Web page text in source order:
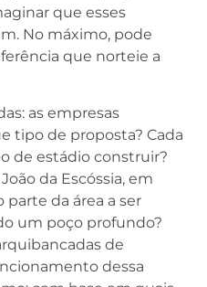
que esses
No máximo, pode
que norteie a
as empresas
tipo de proposta? Cada
de estádio construir?
da Escóssia, em
parte da área a ser
um poço profundo?
de
dessa